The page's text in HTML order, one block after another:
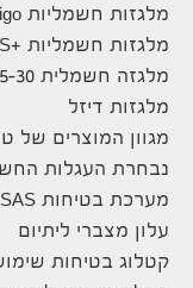
מלגזות חשמליות Traigo
מלגזות חשמליות +8FBE10-20 SEnS
מלגזה חשמלית 8FBN 15-30
מלגזות דיזל
מגוון המוצרים של
נבחרת העגלות
מערכת בטיחות SAS
עלון מצברי ליתיום
קטלוג בטיחות